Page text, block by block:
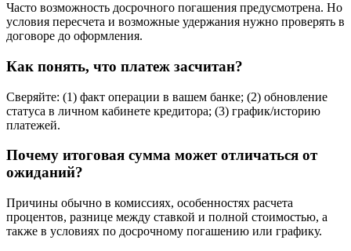
Часто возможность досрочного погашения предусмотрена. Но
условия пересчета и возможные удержания нужно проверять в
договоре до оформления.
Как понять, что платеж засчитан?
Сверяйте: (1) факт операции в вашем банке; (2) обновление
статуса в личном кабинете кредитора; (3) график/историю
платежей.
Почему итоговая сумма может отличаться от
ожиданий?
Причины обычно в комиссиях, особенностях расчета
процентов, разнице между ставкой и полной стоимостью, а
также в условиях по досрочному погашению или графику.